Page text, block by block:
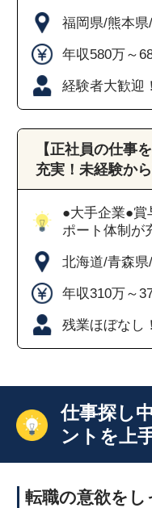
福岡県/熊本
年収580万～
経験者大歓迎！
【正社員の仕事
充実！未経験か
●大手企業●賞
ポート体制が
北海道/青森県
年収310万～
残業ほぼなし
仕事探し
ントを上
転職の意欲をし